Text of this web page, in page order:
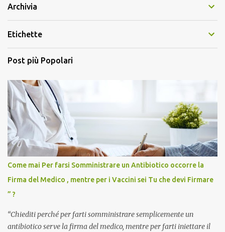
Archivia
Etichette
Post più Popolari
Come mai Per farsi Somministrare un Antibiotico occorre la
Firma del Medico , mentre per i Vaccini sei Tu che devi Firmare
” ?
“Chiediti perché per farti somministrare semplicemente un
antibiotico serve la firma del medico, mentre per farti iniettare il